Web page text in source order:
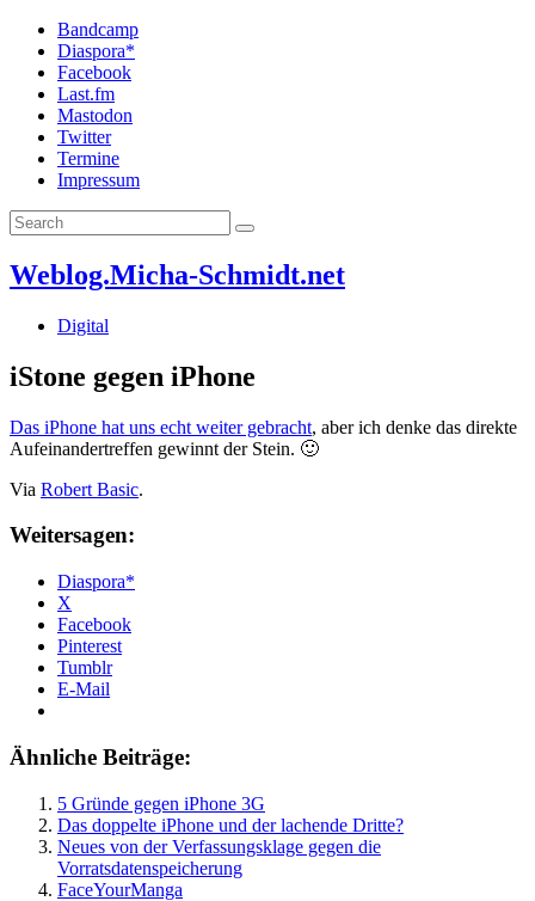
Bandcamp
Diaspora*
Facebook
Last.fm
Mastodon
Twitter
Termine
Impressum
Weblog.Micha-Schmidt.net
Digital
iStone gegen iPhone
Das iPhone hat uns echt weiter gebracht, aber ich denke das direkte
Aufeinandertreffen gewinnt der Stein. 🙂
Via Robert Basic.
Weitersagen:
Diaspora*
X
Facebook
Pinterest
Tumblr
E-Mail
Ähnliche Beiträge:
5 Gründe gegen iPhone 3G
Das doppelte iPhone und der lachende Dritte?
Neues von der Verfassungsklage gegen die
Vorratsdatenspeicherung
FaceYourManga